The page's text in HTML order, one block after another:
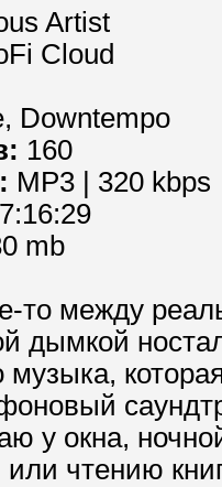
Artist
Cloud
Downtempo
160
MP3 | 320 kbps
mb
между
дымкой
у окна,
чтению